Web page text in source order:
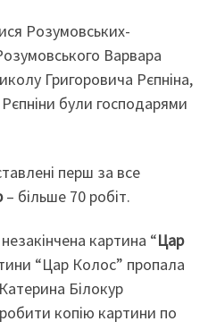
Розумовських-
Варвара
Григоровича Рєпніна,
були господарями
перш за все
– більше 70 робіт.
незакінчена картина “Цар
“Цар Колос” пропала
Білокур
копію картини по